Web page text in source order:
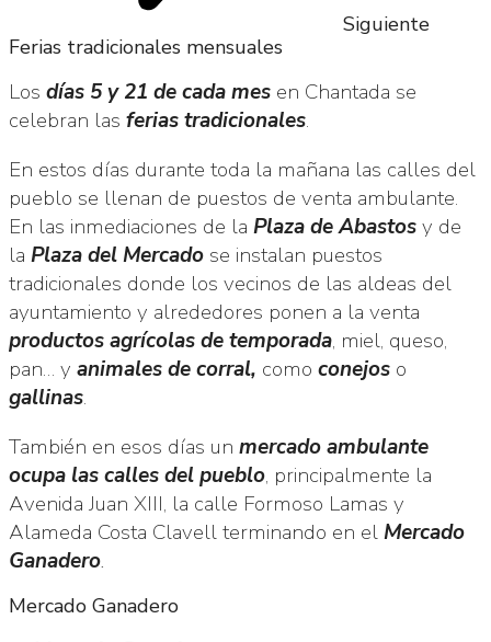
Siguiente
Ferias tradicionales mensuales
Los días 5 y 21 de cada mes en Chantada se
celebran las ferias tradicionales.
En estos días durante toda la mañana las calles del
pueblo se llenan de puestos de venta ambulante.
En las inmediaciones de la Plaza de Abastosy de
la Plaza del Mercado se instalan puestos
tradicionales donde los vecinos de las aldeas del
ayuntamiento y alrededores ponen a la venta
productos agrícolas de temporada, miel, queso,
pan… y animales de corral, como conejos o
gallinas.
También en esos días un mercado ambulante
ocupa las calles del pueblo, principalmente la
Avenida Juan XIII, la calle Formoso Lamas y
Alameda Costa Clavell terminando en elMercado
Ganadero.
Mercado Ganadero